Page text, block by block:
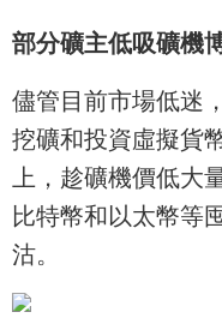
部分礦主低吸礦機
儘管目前市場低迷
挖礦和投資虛擬貨
上，趁礦機價低大
比特幣和以太幣等
沽。